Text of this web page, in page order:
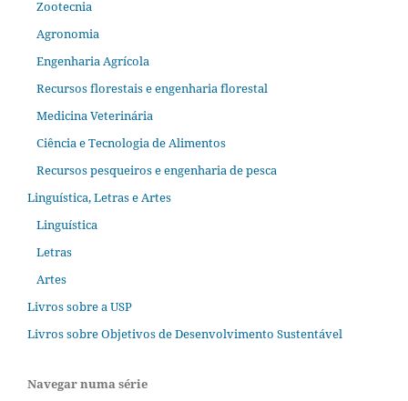
Zootecnia
Agronomia
Engenharia Agrícola
Recursos florestais e engenharia florestal
Medicina Veterinária
Ciência e Tecnologia de Alimentos
Recursos pesqueiros e engenharia de pesca
Linguística, Letras e Artes
Linguística
Letras
Artes
Livros sobre a USP
Livros sobre Objetivos de Desenvolvimento Sustentável
Navegar numa série